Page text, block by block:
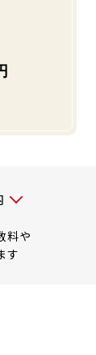
情報
す
料や
す